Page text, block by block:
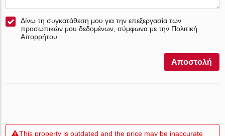
Δίνω τη συγκατάθεση μου για την επεξεργασία των
προσωπικών μου δεδομένων, σύμφωνα με την Πολιτική
Απορρήτου
Αποστολή
This property is outdated and the price may be inaccurate